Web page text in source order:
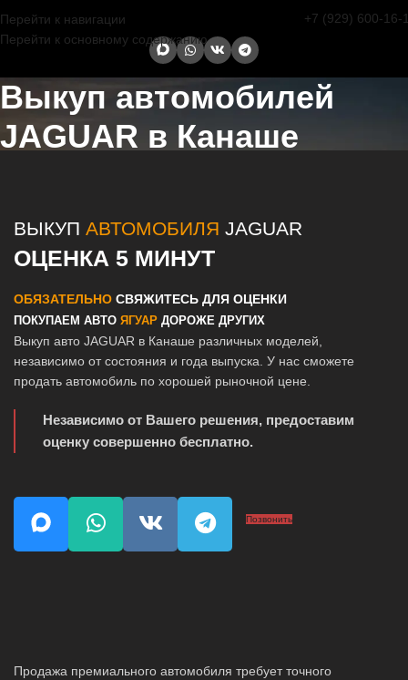
Перейти к навигации
Перейти к основному содержанию
+7 (929) 600-16-
Выкуп автомобилей
JAGUAR в Канаше
ВЫКУП АВТОМОБИЛЯ JAGUAR
ОЦЕНКА 5 МИНУТ
ОБЯЗАТЕЛЬНО СВЯЖИТЕСЬ ДЛЯ ОЦЕНКИ
ПОКУПАЕМ АВТО ЯГУАР ДОРОЖЕ ДРУГИХ
Выкуп авто JAGUAR в Канаше различных моделей,
независимо от состояния и года выпуска. У нас сможете
продать автомобиль по хорошей рыночной цене.
Независимо от Вашего решения, предоставим
оценку совершенно бесплатно.
Позвонить
Продажа премиального автомобиля требует точного